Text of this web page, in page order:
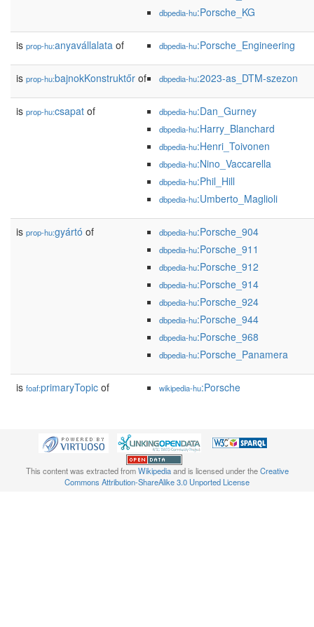
dbpedia-hu:Porsche_KG
is prop-hu:anyavállalata of dbpedia-hu:Porsche_Engineering
is prop-hu:bajnokKonstruktőr of dbpedia-hu:2023-as_DTM-szezon
is prop-hu:csapat of dbpedia-hu:Dan_Gurney
dbpedia-hu:Harry_Blanchard
dbpedia-hu:Henri_Toivonen
dbpedia-hu:Nino_Vaccarella
dbpedia-hu:Phil_Hill
dbpedia-hu:Umberto_Maglioli
is prop-hu:gyártó of dbpedia-hu:Porsche_904
dbpedia-hu:Porsche_911
dbpedia-hu:Porsche_912
dbpedia-hu:Porsche_914
dbpedia-hu:Porsche_924
dbpedia-hu:Porsche_944
dbpedia-hu:Porsche_968
dbpedia-hu:Porsche_Panamera
is foaf:primaryTopic of wikipedia-hu:Porsche
This content was extracted fromWikipediaand is licensed under theCreative
Commons Attribution-ShareAlike 3.0 Unported License